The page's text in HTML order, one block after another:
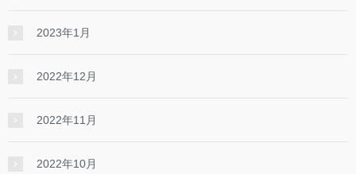
2023年1月
2022年12月
2022年11月
2022年10月